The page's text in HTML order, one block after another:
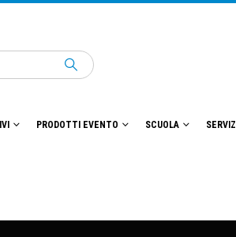
PRODOTTI EVENTO SCUOLA SERVIZI